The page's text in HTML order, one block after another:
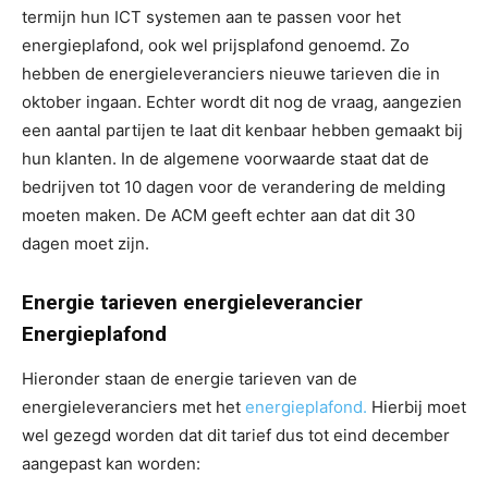
termijn hun ICT systemen aan te passen voor het
energieplafond, ook wel prijsplafond genoemd. Zo
hebben de energieleveranciers nieuwe tarieven die in
oktober ingaan. Echter wordt dit nog de vraag, aangezien
een aantal partijen te laat dit kenbaar hebben gemaakt bij
hun klanten. In de algemene voorwaarde staat dat de
bedrijven tot 10 dagen voor de verandering de melding
moeten maken. De ACM geeft echter aan dat dit 30
dagen moet zijn.
Energie tarieven energieleverancier
Energieplafond
Hieronder staan de energie tarieven van de
energieleveranciers met het energieplafond. Hierbij moet
wel gezegd worden dat dit tarief dus tot eind december
aangepast kan worden: